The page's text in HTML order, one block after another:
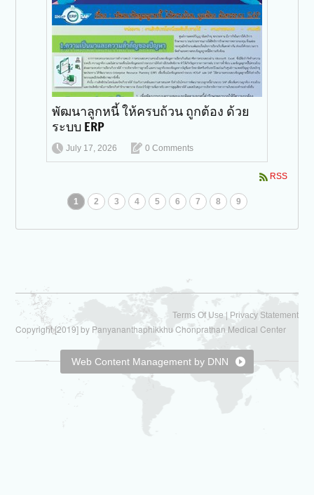
พัฒนาลูกหนี้ ให้ครบถ้วน ถูกต้อง ด้วย
ระบบ ERP
July 17, 2026 0 Comments
RSS
1 2 3 4 5 6 7 8 9
Terms Of Use | Privacy Statement
Copyright [2019] by Panyananthaphikkhu Chonprathan Medical Center
Web Content Management by DNN